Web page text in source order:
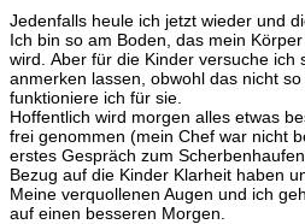
Jedenfalls heule ich jetzt wieder und
Ich bin so am Boden, das mein
wird. Aber für die Kinder versuche ich
anmerken lassen, obwohl das nicht
funktioniere ich für sie.
Hoffentlich wird morgen alles etwas
frei genommen (mein Chef war nicht
erstes Gespräch zum
Bezug auf die Kinder Klarheit haben
Meine verquollenen Augen und ich
auf einen besseren Morgen.